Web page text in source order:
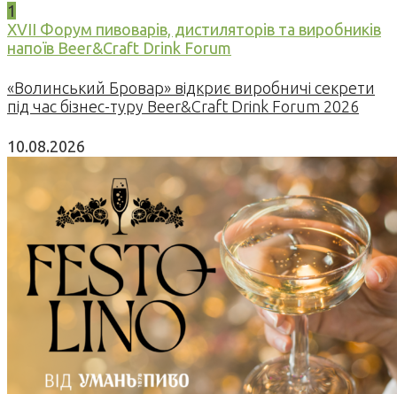
1
XVII Форум пивоварів, дистиляторів та виробників
напоїв Beer&Craft Drink Forum
«Волинський Бровар» відкриє виробничі секрети
під час бізнес-туру Beer&Craft Drink Forum 2026
10.08.2026